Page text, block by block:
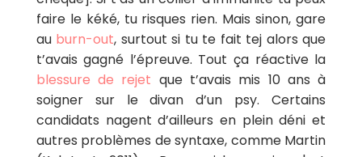
faire le kéké, tu risques rien. Mais sinon, gare
au burn-out, surtout si tu te fait tej alors que
t’avais gagné l’épreuve. Tout ça réactive la
blessure de rejet que t’avais mis 10 ans à
soigner sur le divan d’un psy. Certains
candidats nagent d’ailleurs en plein déni et
autres problèmes de syntaxe, comme Martin